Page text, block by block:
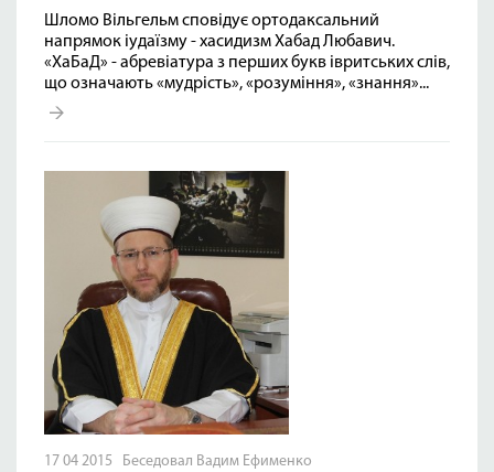
Шломо Вільгельм сповідує ортодаксальний
напрямок іудаїзму - хасидизм Хабад Любавич.
«ХаБаД» - абревіатура з перших букв івритських слів,
що означають «мудрість», «розуміння», «знання»...
17 04 2015 Беседовал Вадим Ефименко